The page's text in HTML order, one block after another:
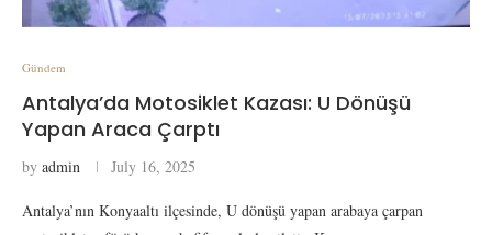
Gündem
Antalya’da Motosiklet Kazası: U Dönüşü
Yapan Araca Çarptı
by admin July 16, 2025
Antalya’nın Konyaaltı ilçesinde, U dönüşü yapan arabaya çarpan